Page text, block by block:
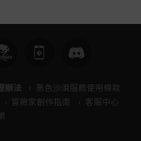
辦法
黑色沙漠服務使用條款
冒險家創作指南
客服中心